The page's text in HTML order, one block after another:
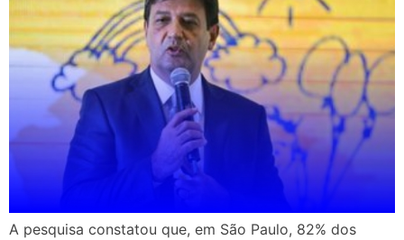
A pesquisa constatou que, em São Paulo, 82% dos